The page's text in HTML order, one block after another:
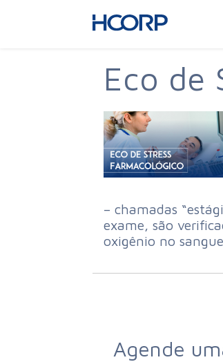
Agende
Eco de
– chamadas
exame, são
oxigênio no